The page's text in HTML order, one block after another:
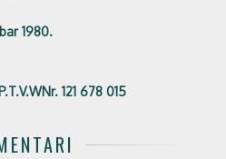
1980.
P.T.V.WNr. 121 678 015